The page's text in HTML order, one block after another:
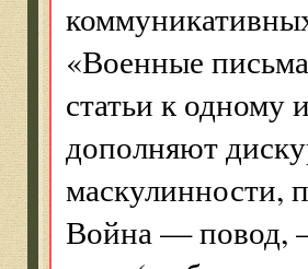
«Военные
статьи к одному
дополняют
маскулинности,
Война — повод,